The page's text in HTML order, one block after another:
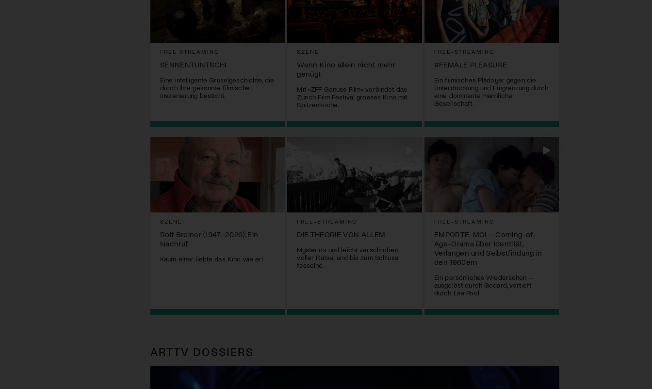
FREE STREAMING
SENNENTUNTSCHI
Eine intelligente Gruselgeschichte, die
durch ihre gekonnte filmische
Inszenierung besticht.
SZENE
Wenn Kino allein nicht mehr
genügt
Mit «ZFF Genuss Film» verbindet das
Zurich Film Festival grosses Kino mit
Spitzenküche.
FREE-STREAMING
#FEMALE PLEASURE
Ein filmisches Plädoyer gegen die
Unterdrückung und Eingrenzung durch
eine dominante männliche
Gesellschaft.
SZENE
Rolf Breiner (1947–2026): Ein
Nachruf
Kaum einer liebte das Kino wie er!
FREE-STREAMING
DIE THEORIE VON ALLEM
Mysteriös und leicht verschroben,
voller Rätsel und bis zum Schluss
fesselnd.
FREE-STREAMING
EMPORTE-MOI – Coming-of-
Age-Drama über Identität,
Verlangen und Selbstfindung in
den 1960ern
Ein persönliches Wiedersehen –
ausgelöst durch Godard, vertieft
durch Léa Pool
ARTTV DOSSIERS